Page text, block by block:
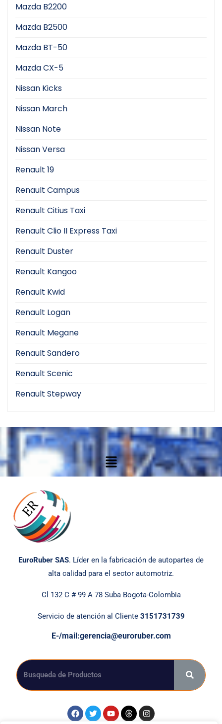
Mazda B2200
Mazda B2500
Mazda BT-50
Mazda CX-5
Nissan Kicks
Nissan March
Nissan Note
Nissan Versa
Renault 19
Renault Campus
Renault Citius Taxi
Renault Clio II Express Taxi
Renault Duster
Renault Kangoo
Renault Kwid
Renault Logan
Renault Megane
Renault Sandero
Renault Scenic
Renault Stepway
EuroRuber SAS. Líder en la fabricación de autopartes de
alta calidad para el sector automotriz.
Cl 132 C # 99 A 78 Suba Bogota-Colombia
Servicio de atención al Cliente 3151731739
E-/mail:gerencia@euroruber.com